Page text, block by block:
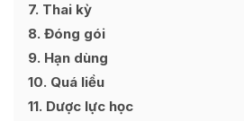
7 Thai kỳ
8 Đóng gói
9 Hạn dùng
10 Quá liều
11 Dược lực học